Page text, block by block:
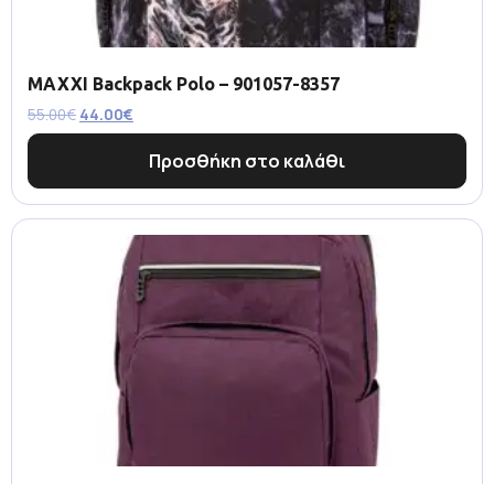
MAXXI Backpack Polo – 901057-8357
55.00€ 44.00€
Προσθήκη στο καλάθι